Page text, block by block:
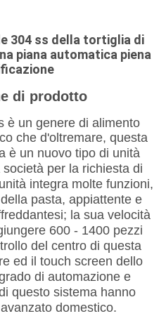
304 ss della tortiglia di
piana automatica piena
di prodotto
è un genere di alimento
che d'oltremare, questa
è un nuovo tipo di unità
per la richiesta di
integra molte funzioni,
pasta, appiattente e
la sua velocità
600 - 1400 pezzi
del centro di questa
ed il touch screen dello
di automazione e
questo sistema hanno
domestico.